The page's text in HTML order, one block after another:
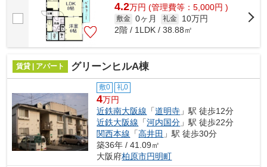
4.2万円 (管理費等：5,000円 )
敷金 0ヶ月 礼金
10万円
2階 / 1LDK / 38.88㎡
賃貸 | アパート グリーンヒルA棟
敷0 礼0
4万円
近鉄南大阪線 「道明寺 」駅 徒歩12分
近鉄大阪線 「河内国分 」駅 徒歩22分
関西本線 「高井田 」駅 徒歩30分
築36年 / 41.09㎡
大阪府柏原市円明町